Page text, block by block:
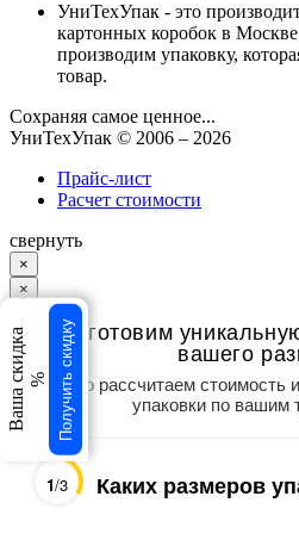
УниТехУпак - это
картонных коробок в
производим упаковку,
товар.
Сохраняя самое ценное...
УниТехУпак © 2006 – 2026
Прайс-лист
Расчет стоимости
свернуть
×
×
Изготовим
вашего
Точно рассчитаем стоимость
упаковки по вашим
1/3 Каких размеров
Ваша скидка % Получить скидку